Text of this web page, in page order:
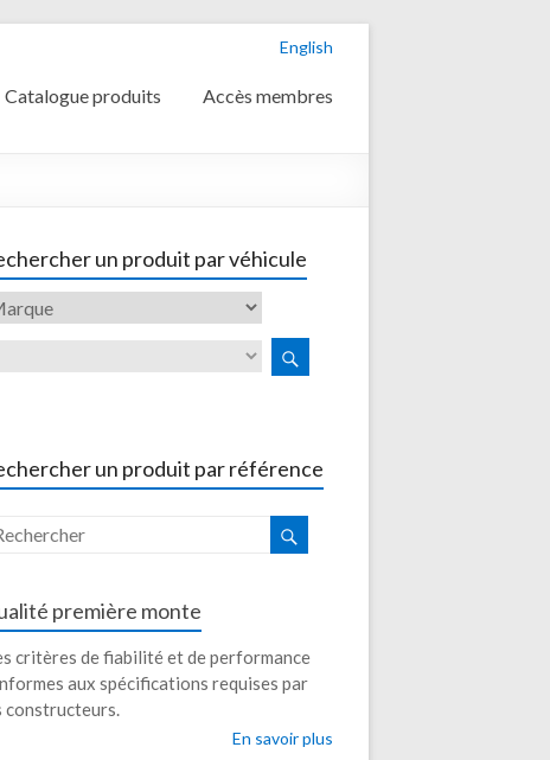
English
Catalogue produits Accès membres
un produit par véhicule
un produit par référence
première monte
critères de fiabilité et de performance
aux spécifications requises par
constructeurs.
En savoir plus